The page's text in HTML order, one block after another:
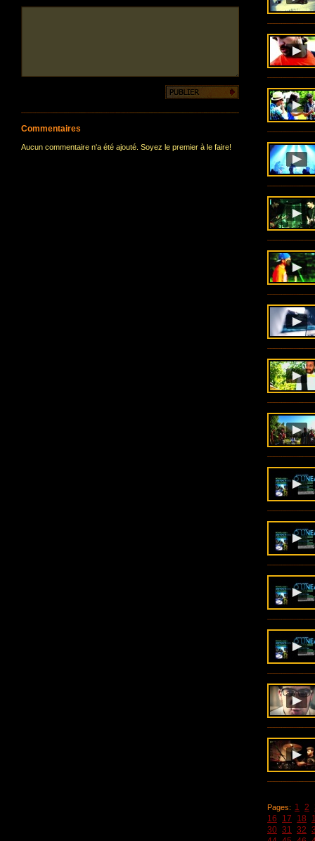
Commentaires
Aucun commentaire n'a été ajouté. Soyez le premier à le faire!
Pages: 1 2
16
17 18
30 31 32